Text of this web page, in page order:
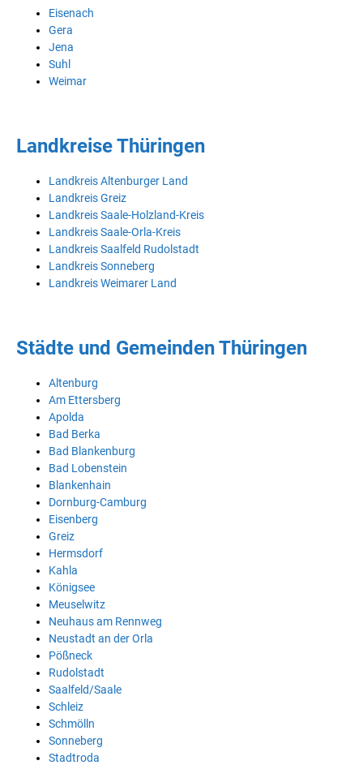
Eisenach
Gera
Jena
Suhl
Weimar
Landkreise Thüringen
Landkreis Altenburger Land
Landkreis Greiz
Landkreis Saale-Holzland-Kreis
Landkreis Saale-Orla-Kreis
Landkreis Saalfeld Rudolstadt
Landkreis Sonneberg
Landkreis Weimarer Land
Städte und Gemeinden Thüringen
Altenburg
Am Ettersberg
Apolda
Bad Berka
Bad Blankenburg
Bad Lobenstein
Blankenhain
Dornburg-Camburg
Eisenberg
Greiz
Hermsdorf
Kahla
Königsee
Meuselwitz
Neuhaus am Rennweg
Neustadt an der Orla
Pößneck
Rudolstadt
Saalfeld/Saale
Schleiz
Schmölln
Sonneberg
Stadtroda